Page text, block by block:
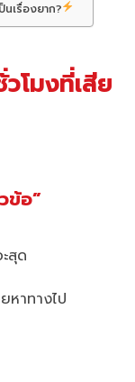
นเรื่องยาก?
โมงที่เสีย
ข้อ”
สุด
หาทางไป